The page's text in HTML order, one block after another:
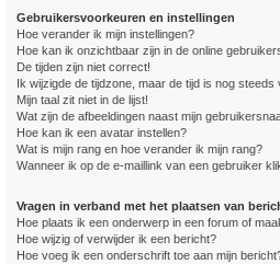
Gebruikersvoorkeuren en instellingen
Hoe verander ik mijn instellingen?
Hoe kan ik onzichtbaar zijn in de online
De tijden zijn niet correct!
Ik wijzigde de tijdzone, maar de tijd is nog steeds
Mijn taal zit niet in de lijst!
Wat zijn de afbeeldingen naast mijn
Hoe kan ik een avatar instellen?
Wat is mijn rang en hoe verander ik mijn rang?
Wanneer ik op de e-maillink van een gebruiker
Vragen in verband met het plaatsen van
Hoe plaats ik een onderwerp in een forum of
Hoe wijzig of verwijder ik een bericht?
Hoe voeg ik een onderschrift toe aan mijn